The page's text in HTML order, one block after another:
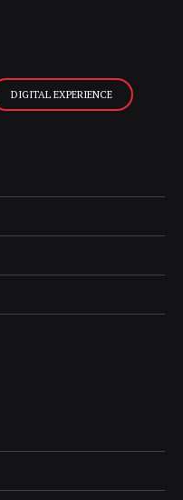
DIGITAL EXPERIENCE